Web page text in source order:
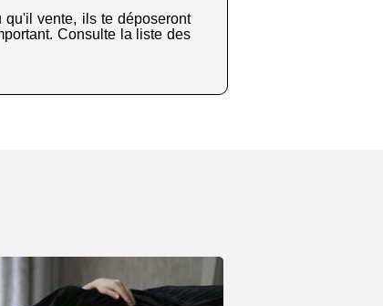
vente, ils te déposeront
Consulte la liste des